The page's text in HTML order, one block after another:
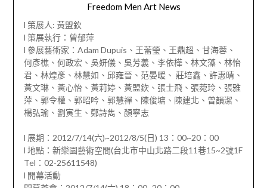
Freedom Men Art News
l 策展人: 黃盟欽
l 策展執行：曾郁萍
l 參展藝術家：Adam Dupuis、王蕾瑩、王鼎超、甘海蓉、
何彥樵、何政宏、吳妍儀、吳芳義、李依樺、林文藻、林怡
君、林煌彥、林慧如、邱雍晉、范晏暖、 莊培鑫、許惠晴、
黃文琳、黃心怡、黃莉婷、黃盟欽、張士飛、張菀玲、張雅
萍、郭令權、郭昭吟、郭慧禪、陳俊墉、陳建北、曾韻潔、
楊弘瑜、劉寅生、鄭詩雋、顏寧志
l 展期：2012/7/14(六)~2012/8/5(日) 13：00~20：00
l 地點：新樂園藝術空間(台北市中山北路二段11巷15~2號1F
Tel：02-25611548)
l 開幕活動